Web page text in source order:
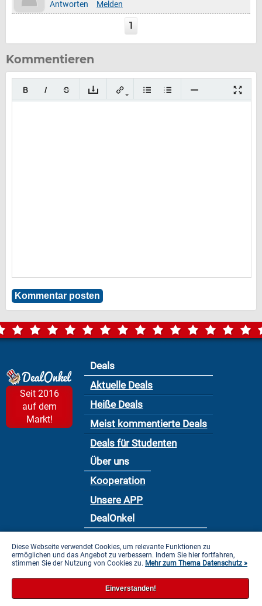
Antworten
Melden
1
Kommentieren
Seit 2016
auf dem
Markt!
Deals
Aktuelle Deals
Heiße Deals
Meist kommentierte Deals
Deals für Studenten
Über uns
Kooperation
Unsere APP
DealOnkel
Datenschutzbestimmung
Impressum
Diese Webseite verwendet Cookies, um relevante Funktionen zu
ermöglichen und das Angebot zu verbessern. Indem Sie hier fortfahren,
stimmen Sie der Nutzung von Cookies zu. Mehr zum Thema Datenschutz »